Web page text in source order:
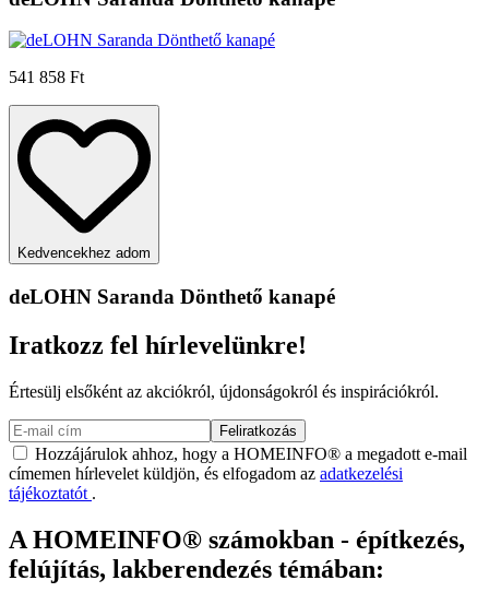
541 858 Ft
Kedvencekhez adom
deLOHN Saranda Dönthető kanapé
Iratkozz fel hírlevelünkre!
Értesülj elsőként az akciókról, újdonságokról és inspirációkról.
Feliratkozás
Hozzájárulok ahhoz, hogy a HOMEINFO® a megadott e-mail
címemen hírlevelet küldjön, és elfogadom az adatkezelési
tájékoztatót .
A HOMEINFO® számokban - építkezés,
felújítás, lakberendezés témában: